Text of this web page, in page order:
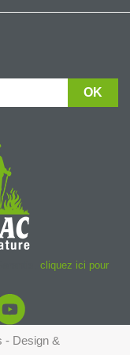
cliquez ici pour
- Design &